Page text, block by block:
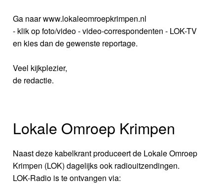
Ga naar www.lokaleomroepkrimpen.nl
- klik op foto/video - video-correspondenten - LOK-TV
en kies dan de gewenste reportage.
Veel kijkplezier,
de redactie.
Lokale Omroep Krimpen
Naast deze kabelkrant produceert de Lokale Omroep
Krimpen (LOK) dagelijks ook radiouitzendingen.
LOK-Radio is te ontvangen via: